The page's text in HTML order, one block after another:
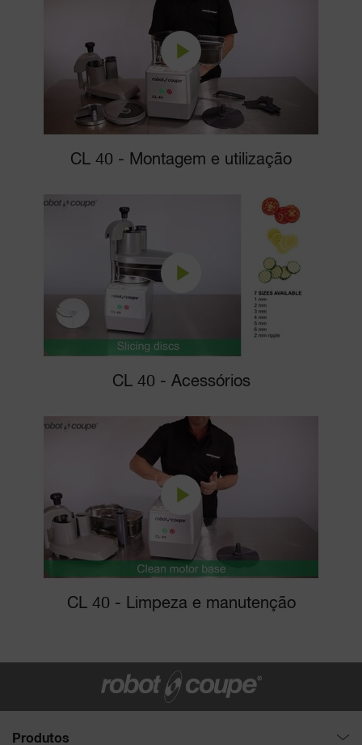
CL 40 - Montagem e utilização
CL 40 - Acessórios
CL 40 - Limpeza e manutenção
Produtos